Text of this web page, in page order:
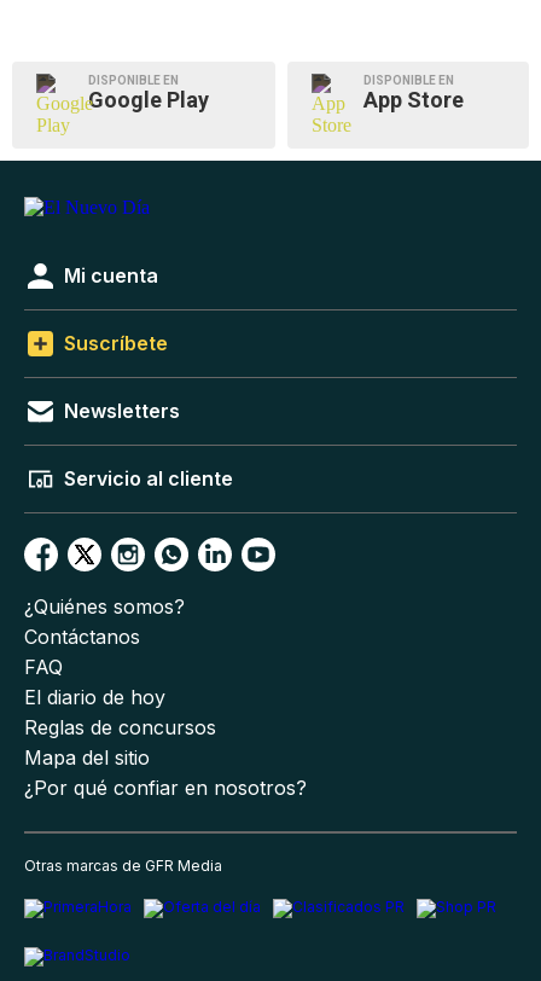
DISPONIBLE EN
Google Play
DISPONIBLE EN
App Store
Mi cuenta
Suscríbete
Newsletters
Servicio al cliente
¿Quiénes somos?
Contáctanos
FAQ
El diario de hoy
Reglas de concursos
Mapa del sitio
¿Por qué confiar en nosotros?
Otras marcas de GFR Media